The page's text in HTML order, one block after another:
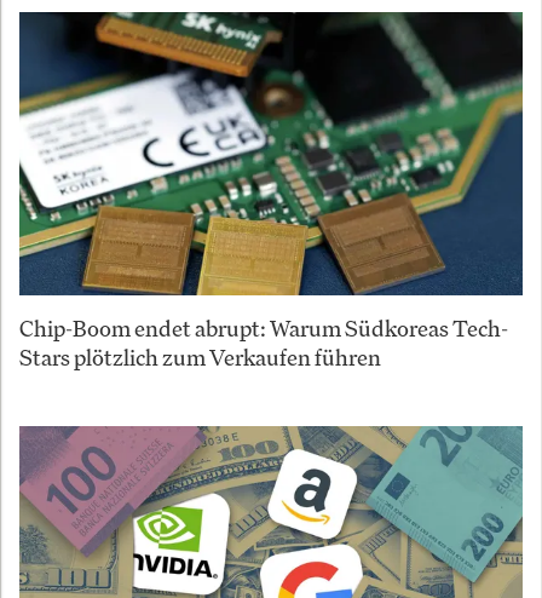
Chip-Boom endet abrupt: Warum Südkoreas Tech-
Stars plötzlich zum Verkaufen führen